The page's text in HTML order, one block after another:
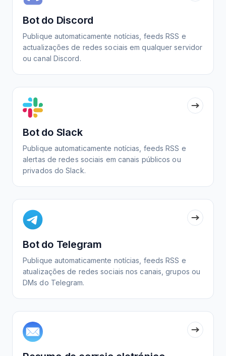
Bot do Discord
Publique automaticamente notícias, feeds RSS e
actualizações de redes sociais em qualquer servidor
ou canal Discord.
Bot do Slack
Publique automaticamente notícias, feeds RSS e
alertas de redes sociais em canais públicos ou
privados do Slack.
Bot do Telegram
Publique automaticamente notícias, feeds RSS e
atualizações de redes sociais nos canais, grupos ou
DMs do Telegram.